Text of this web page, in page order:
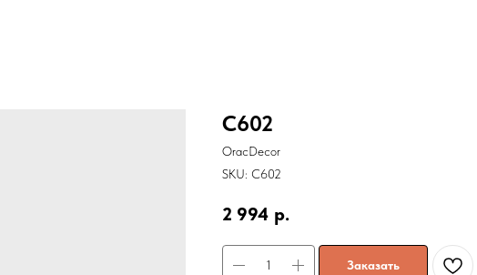
C602
OracDecor
SKU: C602
2 994 р.
Заказать